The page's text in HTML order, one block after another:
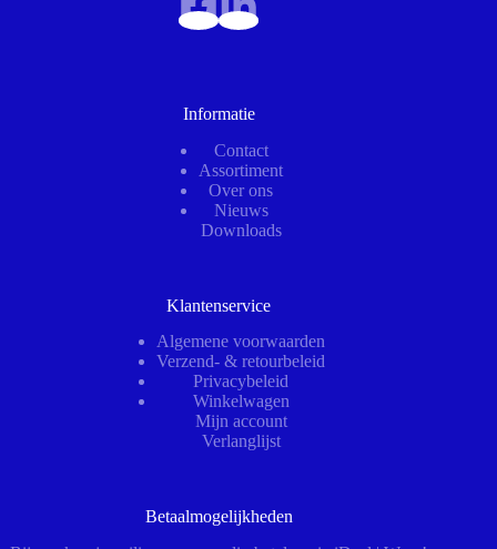
Informatie
Contact
Assortiment
Over ons
Nieuws
Downloads
Klantenservice
Algemene voorwaarden
Verzend- & retourbeleid
Privacybeleid
Winkelwagen
Mijn account
Verlanglijst
Betaalmogelijkheden